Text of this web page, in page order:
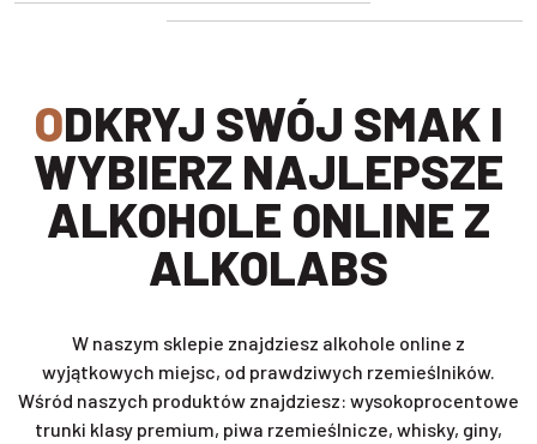
ODKRYJ SWÓJ SMAK I
WYBIERZ NAJLEPSZE
ALKOHOLE ONLINE Z
ALKOLABS
W naszym sklepie znajdziesz alkohole online z
wyjątkowych miejsc, od prawdziwych rzemieślników.
Wśród naszych produktów znajdziesz: wysokoprocentowe
trunki klasy premium, piwa rzemieślnicze, whisky, giny,